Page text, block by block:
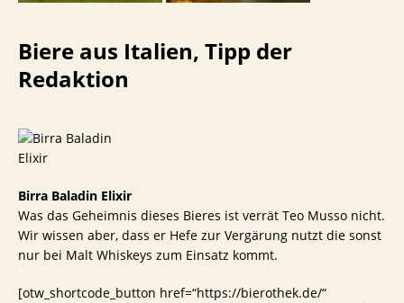
Biere aus Italien, Tipp der
Redaktion
Birra Baladin Elixir
Was das Geheimnis dieses Bieres ist verrät Teo Musso nicht.
Wir wissen aber, dass er Hefe zur Vergärung nutzt die sonst
nur bei Malt Whiskeys zum Einsatz kommt.
[otw_shortcode_button href=“https://bierothek.de/“